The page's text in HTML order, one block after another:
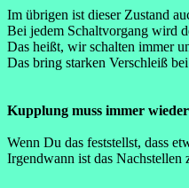
Im übrigen ist dieser Zustand
Bei jedem Schaltvorgang wird
Das heißt, wir schalten immer
Das bring starken Verschleiß
Kupplung muss immer
Wenn Du das feststellst, dass
Irgendwann ist das